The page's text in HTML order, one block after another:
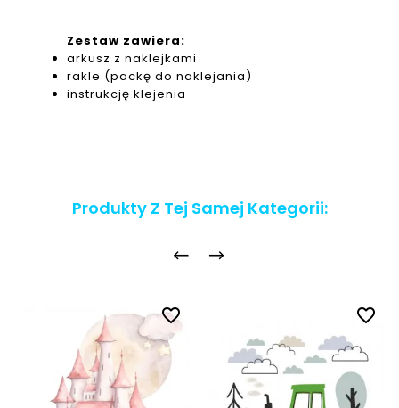
Zestaw zawiera:
arkusz z naklejkami
rakle (packę do naklejania)
instrukcję klejenia
Produkty Z Tej Samej Kategorii:
favorite_border favorite_border